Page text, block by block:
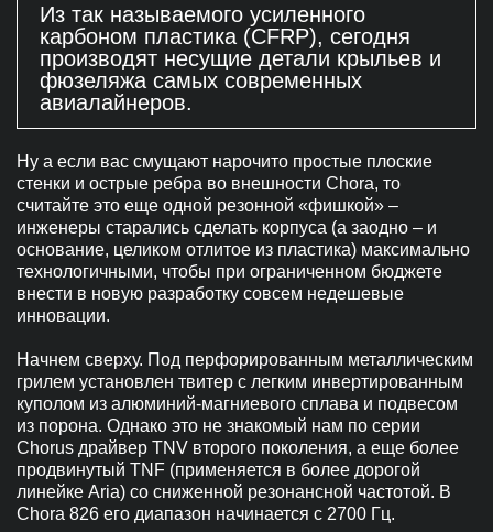
Из так называемого усиленного
карбоном пластика (CFRP), сегодня
производят несущие детали крыльев и
фюзеляжа самых современных
авиалайнеров.
Ну а если вас смущают нарочито простые плоские
стенки и острые ребра во внешности Chora, то
считайте это еще одной резонной «фишкой» –
инженеры старались сделать корпуса (а заодно – и
основание, целиком отлитое из пластика) максимально
технологичными, чтобы при ограниченном бюджете
внести в новую разработку совсем недешевые
инновации.
Начнем сверху. Под перфорированным металлическим
грилем установлен твитер с легким инвертированным
куполом из алюминий-магниевого сплава и подвесом
из порона. Однако это не знакомый нам по серии
Chorus драйвер TNV второго поколения, а еще более
продвинутый TNF (применяется в более дорогой
линейке Aria) со сниженной резонансной частотой. В
Chora 826 его диапазон начинается с 2700 Гц.